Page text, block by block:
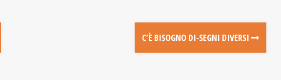
C’È BISOGNO DI-SEGNI DIVERSI